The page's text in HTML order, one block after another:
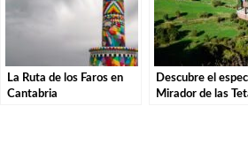
La Ruta de los Faros en
Cantabria
Descubre el
Mirador de las